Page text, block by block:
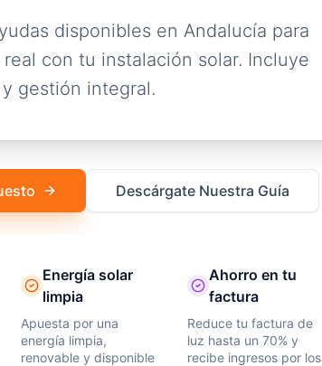
disponibles en Andalucía para
con tu instalación solar. Incluye
gestión integral.
Descárgate Nuestra Guía
Energía solar
limpia
Apuesta por una
energía limpia,
renovable y disponible
Ahorro en tu
factura
Reduce tu factura de
luz hasta un 70% y
recibe ingresos por los